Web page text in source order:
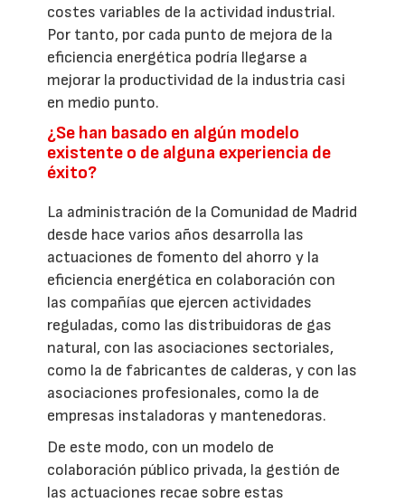
costes variables de la actividad industrial.
Por tanto, por cada punto de mejora de la
eficiencia energética podría llegarse a
mejorar la productividad de la industria casi
en medio punto.
¿Se han basado en algún modelo
existente o de alguna experiencia de
éxito?
La administración de la Comunidad de Madrid
desde hace varios años desarrolla las
actuaciones de fomento del ahorro y la
eficiencia energética en colaboración con
las compañías que ejercen actividades
reguladas, como las distribuidoras de gas
natural, con las asociaciones sectoriales,
como la de fabricantes de calderas, y con las
asociaciones profesionales, como la de
empresas instaladoras y mantenedoras.
De este modo, con un modelo de
colaboración público privada, la gestión de
las actuaciones recae sobre estas